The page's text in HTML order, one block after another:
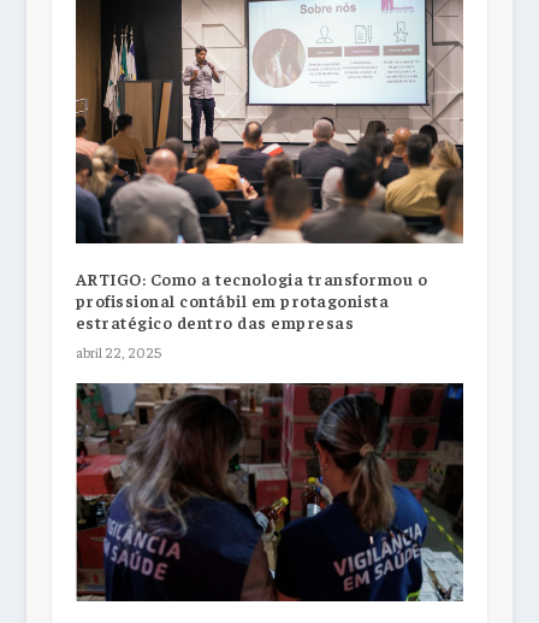
ARTIGO: Como a tecnologia transformou o
profissional contábil em protagonista
estratégico dentro das empresas
abril 22, 2025